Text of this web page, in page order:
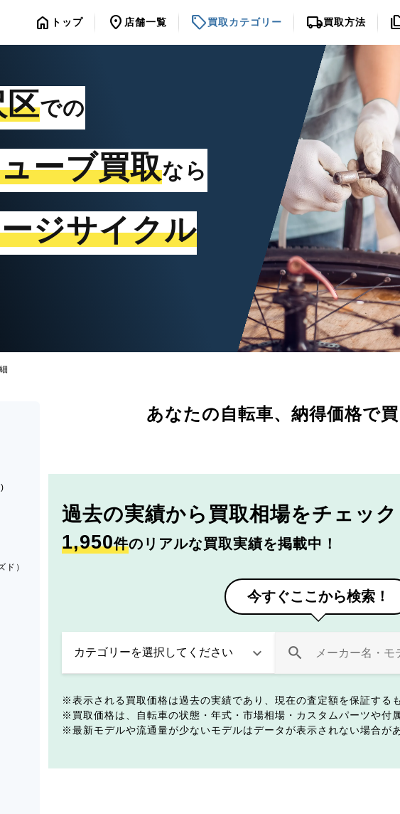
home トップ location_on 店舗一覧 sell買取カテゴリー local_shipping買取方法
区での
ーブ買取なら
ジサイクル
あなたの自転車、 納得価格で
過去の実績から 買取相場をチェック
1,950件のリアルな買取実績を掲載中！
今すぐここから検索！
表示される買取価格は過去の実績であり、現在の査定額を保証する
買取価格は、自転車の状態・年式・市場相場・カスタムパーツや付
最新モデルや流通量が少ないモデルはデータが表示されない場合が
）